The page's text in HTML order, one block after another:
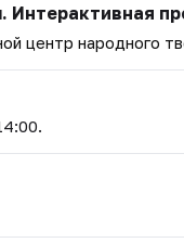
Интерактивная
центр народного